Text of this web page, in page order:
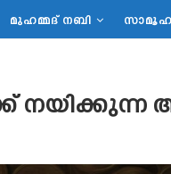
മുഹമ്മദ് നബി
നയിക്കുന്ന